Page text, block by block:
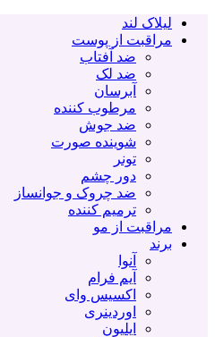
لیلاک لند
مراقبت از پوست
ضد آفتاب
ضد لک
آبرسان
مرطوب کننده
ضد جوش
شوینده صورت
تونر
دور چشم
ضد چروک و جوانساز
ترمیم کننده
مراقبت از مو
برند
آنوا
آیم فرام
اکسیس وای
اوردینری
ایلیون